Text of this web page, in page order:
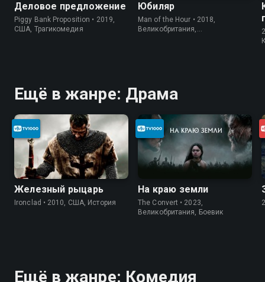
Деловое предложение
Piggy Bank Proposition • 2019,
США, Трагикомедия
Юбиляр
Man of the Hour • 2018,
Великобритания,
Ещё в жанре: Драма
Железный рыцарь
Ironclad • 2010, США, История
На краю земли
The Convert • 2023,
Великобритания, Боевик
Ещё в жанре: Комедия